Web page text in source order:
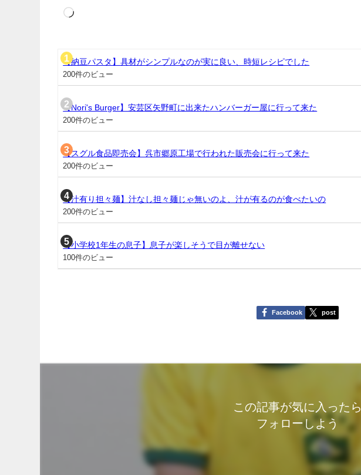
【納豆パスタ】具材がシンプルなのが実に良い、時短レシピでした
200件のビュー
【Nori's Burger】安芸区矢野町に出来たハンバーガー屋に行って来た
200件のビュー
【スグル食品即売会】呉市郷原工場で行われた販売会に行って来た
200件のビュー
【汁有り担々麺】汁なし担々麺じゃ無いのよ、汁が有るのが食べたいの
200件のビュー
【小学校1年生の息子】息子が楽しそうで目が離せない
100件のビュー
Facebook post
この記事が気に入ったら
フォローしよう